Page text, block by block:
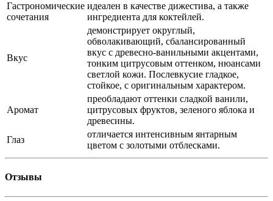
Гастрономические
сочетания
идеален в качестве дижестива, а также
ингредиента для коктейлей.
Вкус
демонстрирует округлый,
обволакивающий, сбалансированный
вкус с древесно-ванильными акцентами,
тонким цитрусовым оттенком, нюансами
светлой кожи. Послевкусие гладкое,
стойкое, с оригинальным характером.
Аромат
преобладают оттенки сладкой ванили,
цитрусовых фруктов, зеленого яблока и
древесины.
Глаз
отличается интенсивным янтарным
цветом с золотыми отблесками.
Отзывы